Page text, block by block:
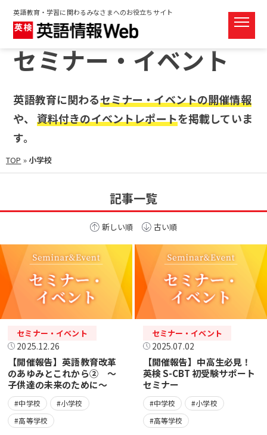
英語教育・学習に関わるみなさまへのお役立ちサイト
セミナー・イベント
英語教育に関わるセミナー・イベントの開催情報
や、
資料付きのイベントレポートを掲載していま
す。
TOP »小学校
記事一覧
新しい順 古い順
セミナー・イベント
2025.12.26
【開催報告】英語教育改革
のあゆみとこれから② ～
子供達の未来のために～
#中学校
#小学校
#高等学校
セミナー・イベント
2025.07.02
【開催報告】中高生必見！
英検 S-CBT 初受験サポート
セミナー
#中学校
#小学校
#高等学校